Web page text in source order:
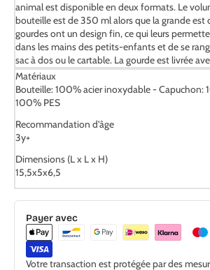
animal est disponible en deux formats. Le
bouteille est de 350 ml alors que la grande est
gourdes ont un design fin, ce qui leurs
dans les mains des petits-enfants et de se
sac à dos ou le cartable. La gourde est livrée
Matériaux
Bouteille: 100% acier inoxydable - Capuchon:
100% PES
Recommandation d'âge
3y+
Dimensions (L x L x H)
15,5x5x6,5
Payer avec
Votre transaction est protégée par des